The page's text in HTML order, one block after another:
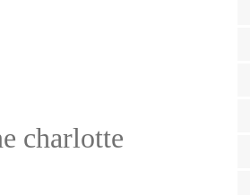
charlotte